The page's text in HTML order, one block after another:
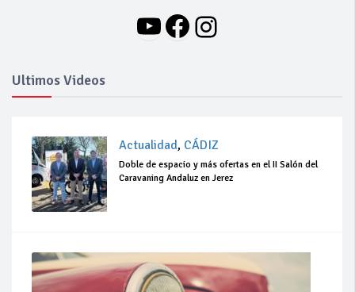
YouTube
Facebook
Instagram
Ultimos Videos
Actualidad, CÁDIZ
Doble de espacio y más ofertas en el II Salón del
Caravaning Andaluz en Jerez